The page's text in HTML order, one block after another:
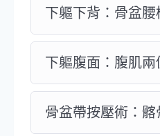
下軀下背：骨盆腰
下軀腹面：腹肌兩
骨盆帶按壓術：